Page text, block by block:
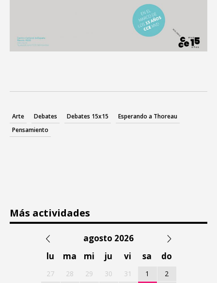
Arte Debates Debates 15x15
Esperando a Thoreau
Pensamiento
Más actividades
agosto 2026
lu
ma mi ju vi sa do
27 28 29 30 31 1
2